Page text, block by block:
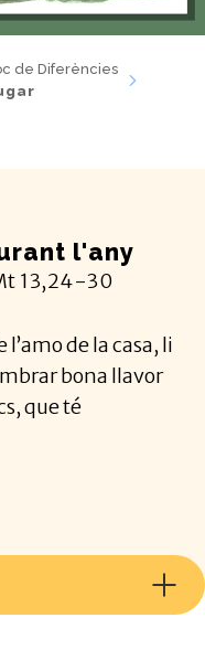
de Diferències
l'any
13,24-30
de la casa, li
bona llavor
que té